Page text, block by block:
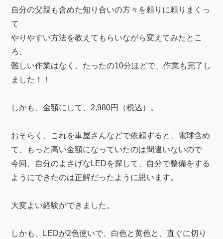
自分の父親も含めた知り合いの方々を頼りに頼りまくっ
て
やりやすい方法を教えてもらいながら変えてみたとこ
ろ、
難しい作業はなく、たったの10分ほどで、作業も完了し
ました！！
しかも、金額にして、2,980円（税込）。
おそらく、これを車屋さんなどで依頼すると、電球含め
て、もっと高い金額になっていたのは間違いないので
今回、自分のよさげなLEDを探して、自分で整備をする
ようにできたのは正解だったように思います。
大変よい経験ができました。
しかも、LEDが2色使いで、白色と黄色と、直ぐに切り